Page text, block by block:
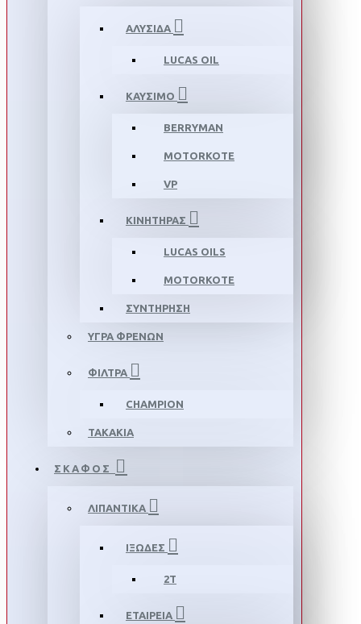
ΑΛΥΣΙΔΑ
LUCAS OIL
ΚΑΥΣΙΜΟ
BERRYMAN
MOTORKOTE
VP
ΚΙΝΗΤΗΡΑΣ
LUCAS OILS
MOTORKOTE
ΣΥΝΤΗΡΗΣΗ
ΥΓΡΑ ΦΡΕΝΩΝ
ΦΙΛΤΡΑ
CHAMPION
ΤΑΚΑΚΙΑ
ΣΚΑΦΟΣ
ΛΙΠΑΝΤΙΚΑ
ΙΞΩΔΕΣ
2T
ΕΤΑΙΡΕΙΑ